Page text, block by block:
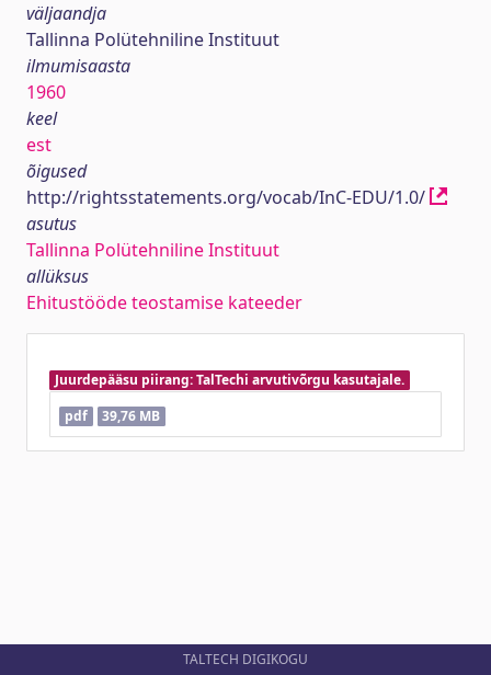
väljaandja
Tallinna Polütehniline Instituut
ilmumisaasta
1960
keel
est
õigused
http://rightsstatements.org/vocab/InC-EDU/1.0/
asutus
Tallinna Polütehniline Instituut
allüksus
Ehitustööde teostamise kateeder
Juurdepääsu piirang: TalTechi arvutivõrgu kasutajale.
pdf
39,76 MB
TALTECH DIGIKOGU